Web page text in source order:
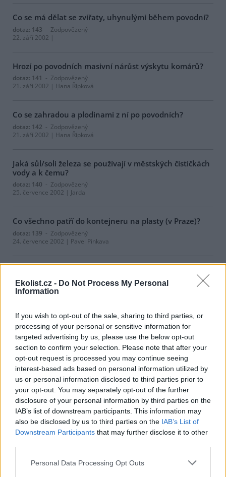
Ekolist.cz - Do Not Process My Personal
Information
If you wish to opt-out of the sale, sharing to third parties, or
processing of your personal or sensitive information for
targeted advertising by us, please use the below opt-out
section to confirm your selection. Please note that after your
opt-out request is processed you may continue seeing
interest-based ads based on personal information utilized by
us or personal information disclosed to third parties prior to
your opt-out. You may separately opt-out of the further
disclosure of your personal information by third parties on the
IAB’s list of downstream participants. This information may
also be disclosed by us to third parties on the IAB’s List of
Downstream Participants that may further disclose it to other
Personal Data Processing Opt Outs
Co se má dělat se zvířaty, uhynulými během povodní?
dotaz: 143 - Zodpovězený
22. září 2002 |
Hrozí po povodních masivní nárůst výskytu komárů?
dotaz: 141 - Zodpovězený
21. září 2002 | Hana Řipková
Co se zahradou a plodinami z ní po povodních?
dotaz: 142 - Zodpovězený
21. září 2002 | Hana Řipková
Jaká sůl/soli železa se používají v městských čističkách
vody a k čemu?
dotaz: 140 - Zodpovězený
25. července 2002 | Jarda
Co všechno patří do kontejneru na plasty (v Praze)?
dotaz: 139 - Zodpovězený
24. července 2002 | Pavel Pinkava
dotaz: 138- Zodpovězený
12. července 2002 | Eva Hauserova
Co jsou lihobenzíny a dají se u nás sehnat?
dotaz: 137 - Zodpovězený
11. července 2002 | Jan Brejcha
Jak se vyrábí obyčejné mýdlo?
dotaz: 136 - Zodpovězený
23. června 2002 | Miroslav Mrkva
Nevratné obaly - je lepší sklo nebo plast?
dotaz: 134- Zodpovězený
10. června 2002 | Daniel Šváb